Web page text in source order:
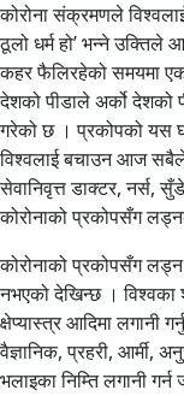
कोरोना संक्रमणले
ठूलो धर्म हो’ भन्ने उक्तिले
कहर फैलिरहेको समयमा
देशको पीडाले अर्को देशको
गरेको छ । प्रकोपको यस
विश्वलाई बचाउन आज सबैले
सेवानिवृत्त डाक्टर, नर्स,
कोरोनाको प्रकोपसँग
कोरोनाको प्रकोपसँग
नभएको देखिन्छ । विश्वका
क्षेप्यास्त्र आदिमा लगानी
वैज्ञानिक, प्रहरी, आर्मी,
भलाइका निम्ति लगानी